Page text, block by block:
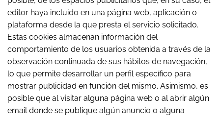
editor haya incluido en una página web, aplicación o
plataforma desde la que presta el servicio solicitado.
Estas cookies almacenan información del
comportamiento de los usuarios obtenida a través de la
observación continuada de sus hábitos de navegación,
lo que permite desarrollar un perfil específico para
mostrar publicidad en función del mismo. Asimismo, es
posible que al visitar alguna página web o al abrir algún
email donde se publique algún anuncio o alguna